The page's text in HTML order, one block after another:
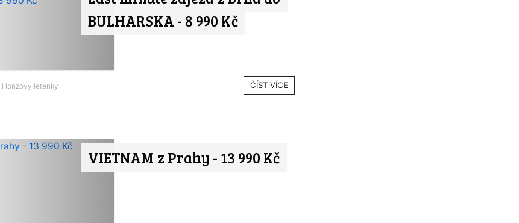
BULHARSKA - 8 990 Kč
Honzovy letenky ČÍST VÍCE
VIETNAM z Prahy - 13 990 Kč